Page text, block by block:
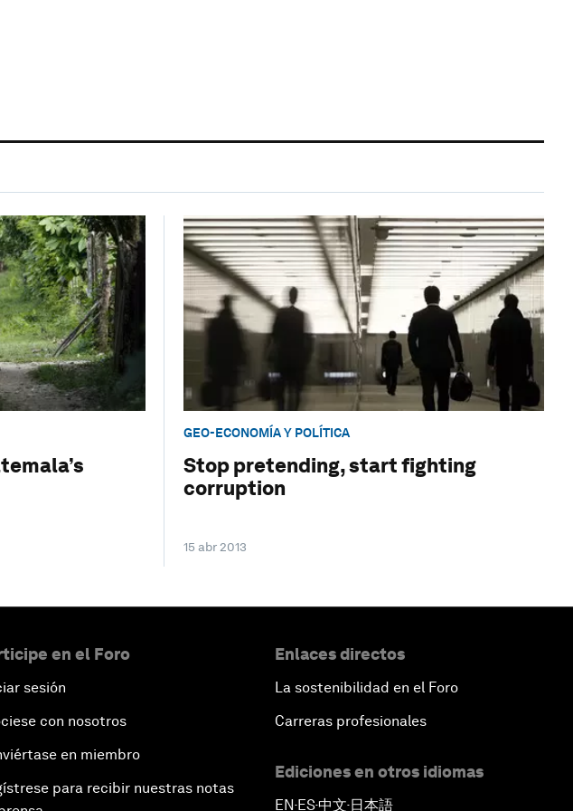
GEO-ECONOMÍA Y POLÍTICA
Stop pretending, start fighting
corruption
15 abr 2013
en el Foro
sesión
con nosotros
en miembro
para recibir nuestras notas
Enlaces directos
La sostenibilidad en el Foro
Carreras profesionales
Ediciones en otros idiomas
EN ▪ ES▪中文▪ 日本語